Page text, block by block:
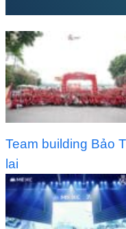
Team building Bảo
lai